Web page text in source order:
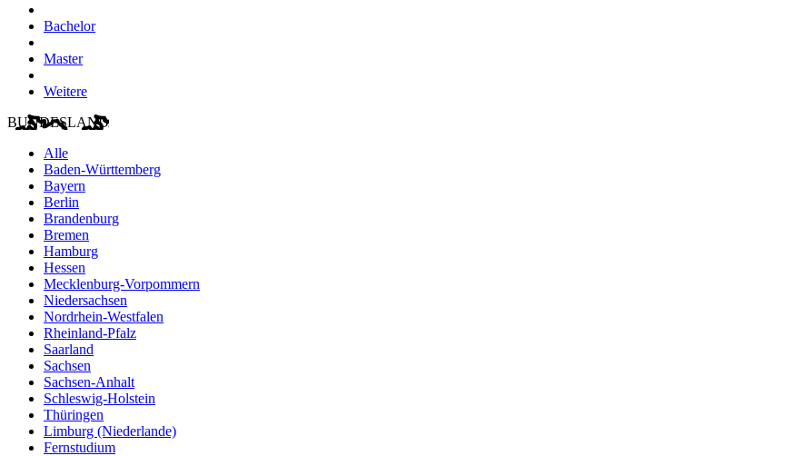
Bachelor
Master
Weitere
BUNDESLAND
Alle
Baden-Württemberg
Bayern
Berlin
Brandenburg
Bremen
Hamburg
Hessen
Mecklenburg-Vorpommern
Niedersachsen
Nordrhein-Westfalen
Rheinland-Pfalz
Saarland
Sachsen
Sachsen-Anhalt
Schleswig-Holstein
Thüringen
Limburg (Niederlande)
Fernstudium